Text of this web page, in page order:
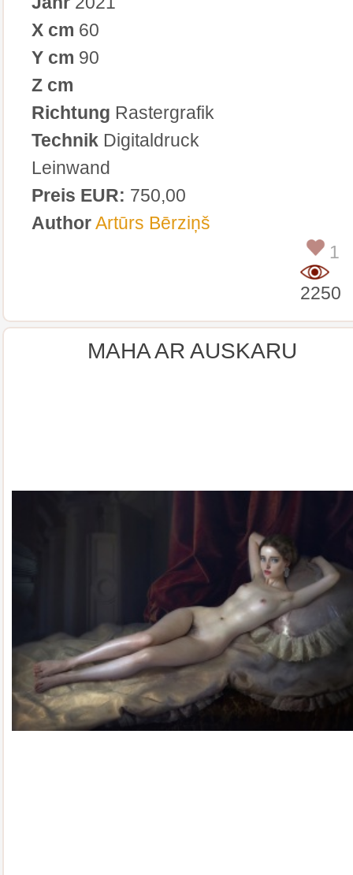
X cm 60
Y cm 90
Z cm
Richtung Rastergrafik
Technik Digitaldruck
Leinwand
Preis EUR: 750,00
AuthorArtūrs Bērziņš
1
2250
MAHA AR AUSKARU